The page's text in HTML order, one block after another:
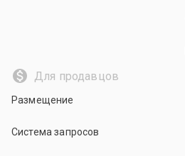
Для продавцов
Размещение
Система запросов